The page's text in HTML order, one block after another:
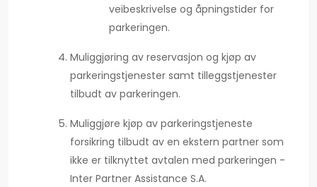
veibeskrivelse og åpningstider for
parkeringen.
Muliggjøring av reservasjon og kjøp av
parkeringstjenester samt tilleggstjenester
tilbudt av parkeringen.
Muliggjøre kjøp av parkeringstjeneste
forsikring tilbudt av en ekstern partner som
ikke er tilknyttet avtalen med parkeringen -
Inter Partner Assistance S.A.